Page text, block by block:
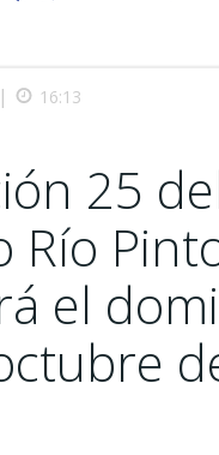
| 16:13
25
Río
el